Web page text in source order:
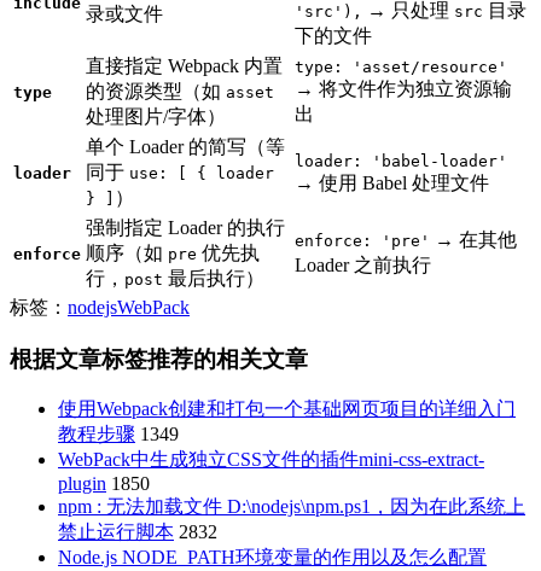
录或文件 'src'), → 只处理 src 目录
下的文件
type
直接指定 Webpack 内置
的资源类型（如 asset
处理图片/字体）
type: 'asset/resource'
→ 将文件作为独立资源输
出
loader
单个 Loader 的简写（等
同于 use: [ { loader
} ]
）
loader: 'babel-loader'
→ 使用 Babel 处理文件
enforce
强制指定 Loader 的执行
顺序（如 pre 优先执
行， post 最后执行）
enforce: 'pre'
→ 在其他
Loader 之前执行
标签： nodejsWebPack
根据文章标签推荐的相关文章
使用Webpack创建和打包一个基础网页项目的详细入门
教程步骤 1349
WebPack中生成独立CSS文件的插件mini-css-extract-
plugin 1850
npm : 无法加载文件 D:\nodejs\npm.ps1，因为在此系统上
禁止运行脚本 2832
Node.js NODE_PATH环境变量的作用以及怎么配置